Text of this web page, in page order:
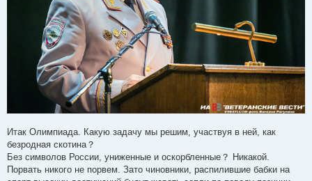
Итак Олимпиада. Какую задачу мы решим, участвуя в ней, как
безродная скотина？
Без символов России, униженные и оскорбленные？ Никакой.
Порвать никого не порвем. Зато чиновники, распилившие бабки на